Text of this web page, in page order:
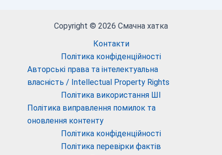
Copyright © 2026 Смачна хатка
Контакти
Політика конфіденційності
Авторські права та інтелектуальна
власність / Intellectual Property Rights
Політика використання ШІ
Політика виправлення помилок та
оновлення контенту
Політика конфіденційності
Політика перевірки фактів